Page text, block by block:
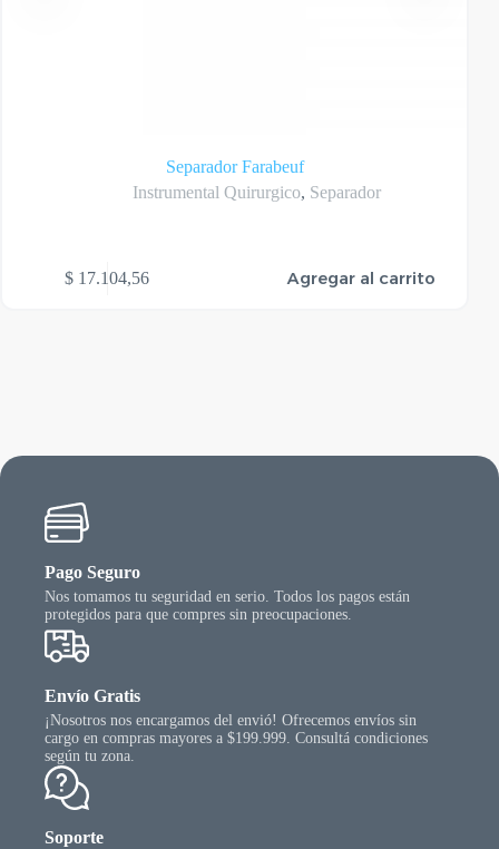
Separador Farabeuf
Instrumental Quirurgico, Separador
$ 17.104,56 Agregar al carrito
Pago Seguro
Nos tomamos tu seguridad en serio. Todos los pagos están
protegidos para que compres sin preocupaciones.
Envío Gratis
¡Nosotros nos encargamos del envió! Ofrecemos envíos sin
cargo en compras mayores a $199.999. Consultá condiciones
según tu zona.
Soporte